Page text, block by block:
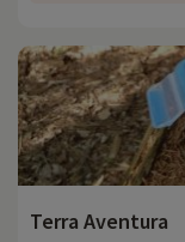
Terra Aventura